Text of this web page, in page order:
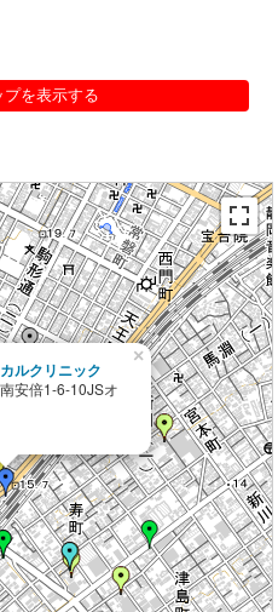
を表示する
ルクリニック
安倍1-6-10JSオ
×